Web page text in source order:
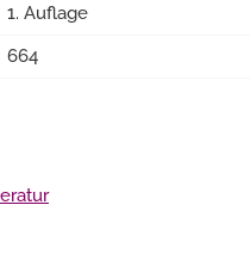
1. Auflage
664